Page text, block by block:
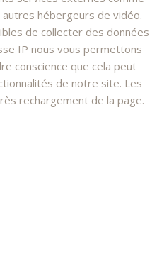
hébergeurs de vidéo.
de collecter des données
IP nous vous permettons
conscience que cela peut
de notre site. Les
rechargement de la page.